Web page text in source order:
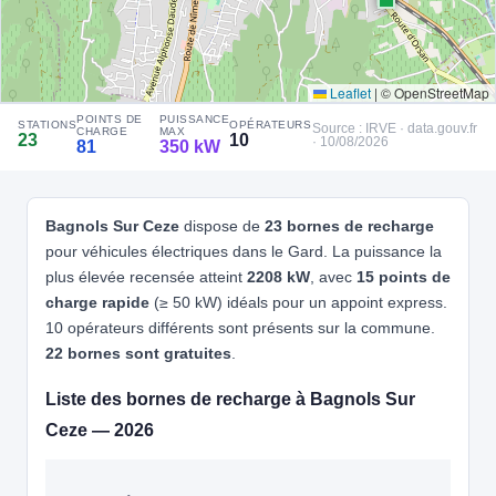
🅿️ Parking privé à usage public Recharge gratuite
CB acceptée
Accès libre
Réservable 🏍️ 2 roues
🧭 S'y rendre
4 LIDL FRANCE
LFR3988EVCP02
⚡ 120 kW CCS2 · CHAdeMO · Type 2 · EF 6 PDC
🅿️ Parking public CB acceptée Accès libre
Réservable
🏍️ 2 roues
🧭 S'y rendre
IONITY
IONITY Mornas les Adrets
⚡ 350 kW CCS2 · CHAdeMO · Type 2 · EF 19 PDC
⚡ Station recharge rapide
Leaflet | © OpenStreetMap
STATIONS
23
POINTS DE
CHARGE
81
PUISSANCE
MAX
350 kW
OPÉRATEURS
10
Source : IRVE · data.gouv.fr
· 10/08/2026
Bagnols Sur Ceze dispose de 23 bornes de recharge
pour véhicules électriques dans le Gard. La puissance la
plus élevée recensée atteint 2208 kW , avec 15 points de
charge rapide (≥ 50 kW) idéals pour un appoint express.
10 opérateurs différents sont présents sur la commune.
22 bornes sont gratuites
Liste des bornes de recharge à Bagnols Sur
Ceze — 2026